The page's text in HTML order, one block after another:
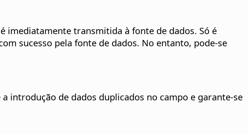
imediatamente transmitida à fonte de dados. Só é
sucesso pela fonte de dados. No entanto, pode-se
a introdução de dados duplicados no campo e garante-se